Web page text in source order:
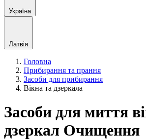
Україна
Латвія
Головна
Прибирання та прання
Засоби для прибирання
Вікна та дзеркала
Засоби для миття
дзеркал Очищення